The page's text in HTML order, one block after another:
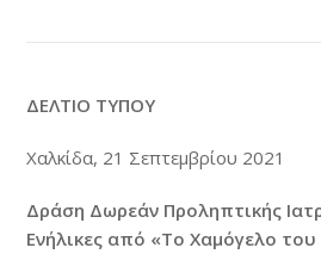
ΔΕΛΤΙΟ ΤΥΠΟΥ
Χαλκίδα, 21 Σεπτεμβρίου 2021
Δράση Δωρεάν Προληπτικής
Ενήλικες από «Το Χαμόγελο